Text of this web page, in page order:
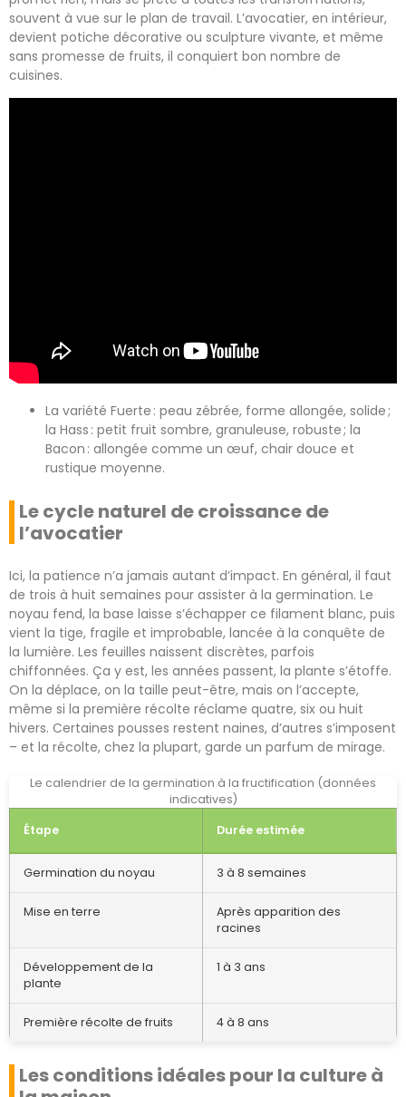
souvent à vue sur le plan de travail. L’avocatier, en intérieur,
devient potiche décorative ou sculpture vivante, et même
sans promesse de fruits, il conquiert bon nombre de
cuisines.
La variété Fuerte : peau zébrée, forme allongée, solide ;
la Hass : petit fruit sombre, granuleuse, robuste ; la
Bacon : allongée comme un œuf, chair douce et
rustique moyenne.
Le cycle naturel de croissance de
l’avocatier
Ici, la patience n’a jamais autant d’impact. En général, il faut
de trois à huit semaines pour assister à la germination. Le
noyau fend, la base laisse s’échapper ce filament blanc, puis
vient la tige, fragile et improbable, lancée à la conquête de
la lumière. Les feuilles naissent discrètes, parfois
chiffonnées. Ça y est, les années passent, la plante s’étoffe.
On la déplace, on la taille peut-être, mais on l’accepte,
même si la première récolte réclame quatre, six ou huit
hivers. Certaines pousses restent naines, d’autres s’imposent
– et la récolte, chez la plupart, garde un parfum de mirage.
Le calendrier de la germination à la fructification (données
indicatives)
Étape
Durée estimée
Germination du noyau 3 à 8 semaines
Mise en terre
Après apparition des
racines
Développement de la
plante
1 à 3 ans
Première récolte de fruits 4 à 8 ans
Les conditions idéales pour la culture à